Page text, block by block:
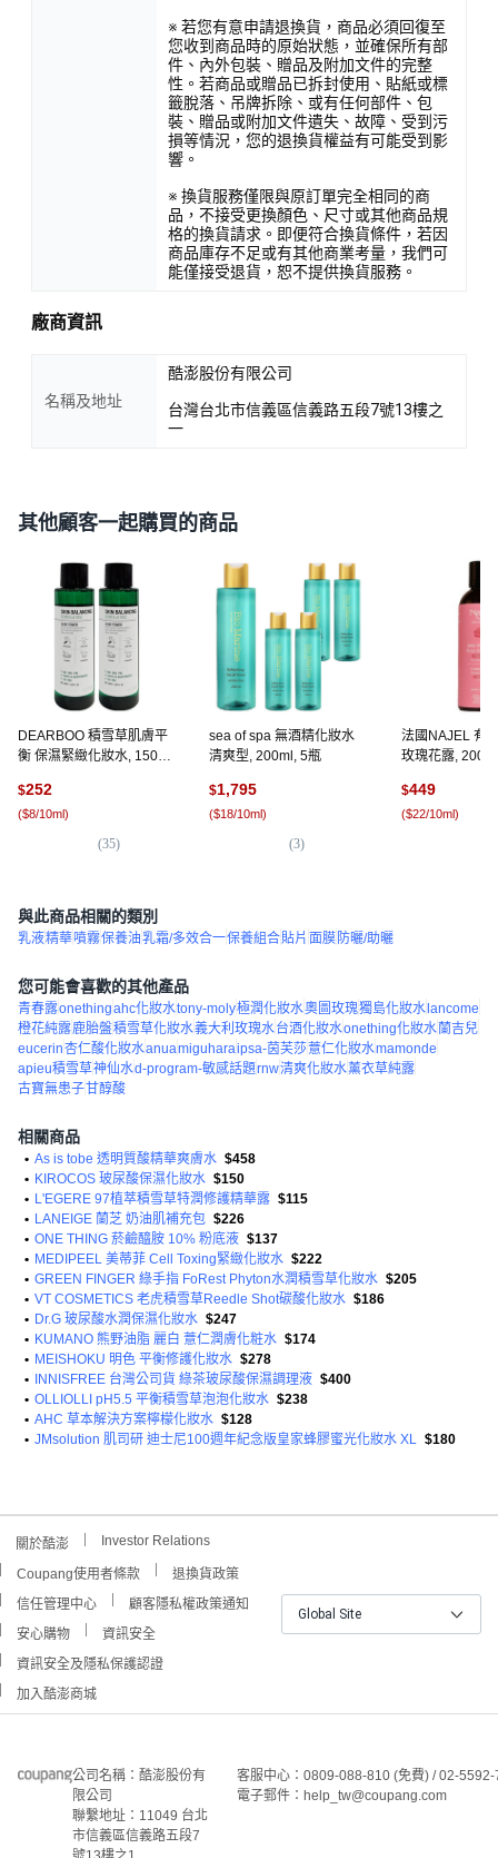
※ 若您有意申請退換貨，商品必須回復至
您收到商品時的原始狀態，並確保所有部
件、內外包裝、贈品及附加文件的完整
性。若商品或贈品已拆封使用、貼紙或標
籤脫落、吊牌拆除、或有任何部件、包
裝、贈品或附加文件遺失、故障、受到污
損等情況，您的退換貨權益有可能受到影
響。
※ 換貨服務僅限與原訂單完全相同的商
品，不接受更換顏色、尺寸或其他商品規
格的換貨請求。即便符合換貨條件，若因
商品庫存不足或有其他商業考量，我們可
能僅接受退貨，恕不提供換貨服務。
廠商資訊
名稱及地址
酷澎股份有限公司
台灣台北市信義區信義路五段7號13樓之
一
其他顧客一起購買的商品
DEARBOO 積雪草肌膚平
衡 保濕緊緻化妝水, 150ml,
$252
($8/10ml)
(35)
sea of spa 無酒精化妝水
清爽型, 200ml, 5瓶
$1,795
($18/10ml)
(3)
法國NAJEL 有
玫瑰花露,
$449
($22/10ml)
與此商品相關的類別
乳液精華噴霧保養油乳霜/多效合一保養組合貼片 面膜 防曬/助曬
您可能會喜歡的其他產品
青春露onethingahc化妝水tony-moly極潤化妝水奧圖玫瑰獨島化妝水 lancome
橙花純露鹿胎盤積雪草化妝水義大利玫瑰水台酒化妝水onething化妝水蘭吉兒
eucerin杏仁酸化妝水anuamiguharaipsa-茵芙莎薏仁化妝水mamonde
apieu積雪草神仙水d-program-敏感話題rnw清爽化妝水薰衣草純露
古寶無患子甘醇酸
相關商品
• As is tobe 透明質酸精華爽膚水 $458
• KIROCOS 玻尿酸保濕化妝水 $150
• L'EGERE 97植萃積雪草特潤修護精華露 $115
• LANEIGE 蘭芝 奶油肌補充包 $226
• ONE THING 菸鹼醯胺 10% 粉底液 $137
• MEDIPEEL 美蒂菲 Cell Toxing緊緻化妝水 $222
• GREEN FINGER 綠手指 FoRest Phyton水潤積雪草化妝水 $205
• VT COSMETICS 老虎積雪草Reedle Shot碳酸化妝水 $186
• Dr.G 玻尿酸水潤保濕化妝水 $247
• KUMANO 熊野油脂 麗白 薏仁潤膚化粧水 $174
• MEISHOKU 明色 平衡修護化妝水 $278
•
INNISFREE 台灣公司貨 綠茶玻尿酸保濕調理液 $400
• OLLIOLLI pH5.5 平衡積雪草泡泡化妝水 $238
• AHC 草本解決方案檸檬化妝水 $128
• JMsolution 肌司研 迪士尼100週年紀念版皇家蜂膠蜜光化妝水 XL $180
關於酷澎 Investor Relations
Coupang使用者條款
退換貨政策
信任管理中心
顧客隱私權政策通知
安心購物
資訊安全
資訊安全及隱私保護認證
加入酷澎商城
Global Site
公司名稱：酷澎股份有
限公司
聯繫地址：11049 台北
市信義區信義路五段7
客服中心：0809-088-810 (免費) / 02-
電子郵件：help_tw@coupang.com